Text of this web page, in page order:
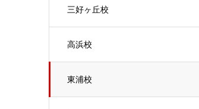
三好ヶ丘校
高浜校
東浦校